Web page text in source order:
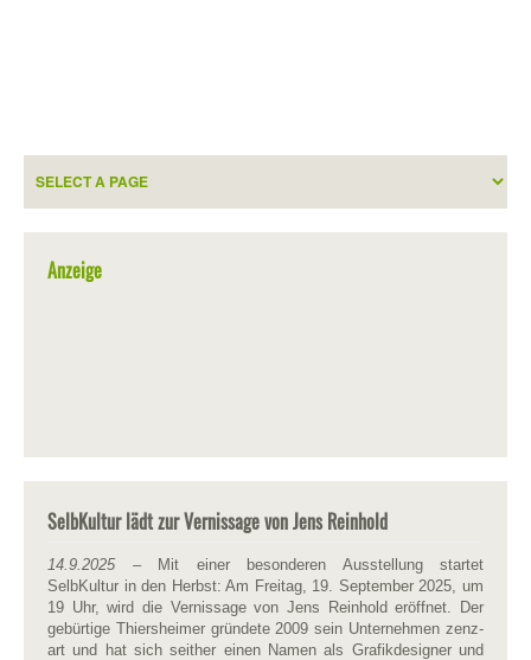
Anzeige
SelbKultur lädt zur Vernissage von Jens Reinhold
14.9.2025 – Mit einer besonderen Ausstellung startet
SelbKultur in den Herbst: Am Freitag, 19. September 2025, um
19 Uhr, wird die Vernissage von Jens Reinhold eröffnet. Der
gebürtige Thiersheimer gründete 2009 sein Unternehmen zenz-
art und hat sich seither einen Namen als Grafikdesigner und